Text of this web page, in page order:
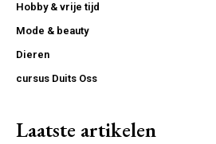
Hobby & vrije tijd
Mode & beauty
Dieren
cursus Duits Oss
Laatste artikelen